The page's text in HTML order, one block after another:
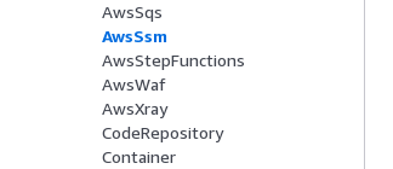
AwsSqs
AwsSsm
AwsStepFunctions
AwsWaf
AwsXray
CodeRepository
Container